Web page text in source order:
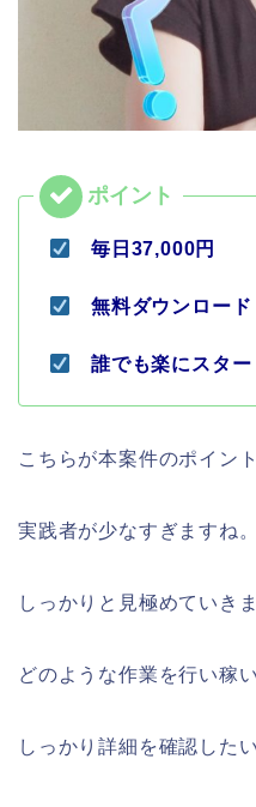
毎日37,000円
無料ダウンロード
誰でも楽にスター
こちらが本案件のポイント
実践者が少なすぎますね
しっかりと見極めていき
どのような作業を行い稼
しっかり詳細を確認した